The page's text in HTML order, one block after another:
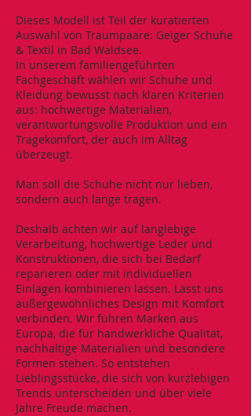
Dieses Modell ist Teil der kuratierten
Auswahl von Traumpaare: Geiger Schuhe
& Textil in Bad Waldsee.
In unserem familiengeführten
Fachgeschäft wählen wir Schuhe und
Kleidung bewusst nach klaren Kriterien
aus: hochwertige Materialien,
verantwortungsvolle Produktion und ein
Tragekomfort, der auch im Alltag
überzeugt.
Man soll die Schuhe nicht nur lieben,
sondern auch lange tragen.
Deshalb achten wir auf langlebige
Verarbeitung, hochwertige Leder und
Konstruktionen, die sich bei Bedarf
reparieren oder mit individuellen
Einlagen kombinieren lassen. Lasst uns
außergewöhnliches Design mit Komfort
verbinden. Wir führen Marken aus
Europa, die für handwerkliche Qualität,
nachhaltige Materialien und besondere
Formen stehen. So entstehen
Lieblingsstücke, die sich von kurzlebigen
Trends unterscheiden und über viele
Jahre Freude machen.